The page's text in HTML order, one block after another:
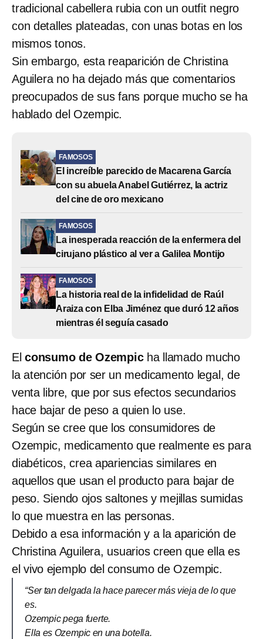
tradicional cabellera rubia con un outfit negro
con detalles plateadas, con unas botas en los
mismos tonos.
Sin embargo, esta reaparición de Christina
Aguilera no ha dejado más que comentarios
preocupados de sus fans porque mucho se ha
hablado del Ozempic.
FAMOSOS
El increíble parecido de Macarena García
con su abuela Anabel Gutiérrez, la actriz
del cine de oro mexicano
FAMOSOS
La inesperada reacción de la enfermera del
cirujano plástico al ver a Galilea Montijo
FAMOSOS
La historia real de la infidelidad de Raúl
Araiza con Elba Jiménez que duró 12 años
mientras él seguía casado
El consumo de Ozempicha llamado mucho
la atención por ser un medicamento legal, de
venta libre, que por sus efectos secundarios
hace bajar de peso a quien lo use.
Según se cree que los consumidores de
Ozempic, medicamento que realmente es para
diabéticos, crea apariencias similares en
aquellos que usan el producto para bajar de
peso. Siendo ojos saltones y mejillas sumidas
lo que muestra en las personas.
Debido a esa información y a la aparición de
Christina Aguilera, usuarios creen que ella es
el vivo ejemplo del consumo de Ozempic.
“Ser tan delgada la hace parecer más vieja de lo que
es.
Ozempic pega fuerte.
Ella es Ozempic en una botella.